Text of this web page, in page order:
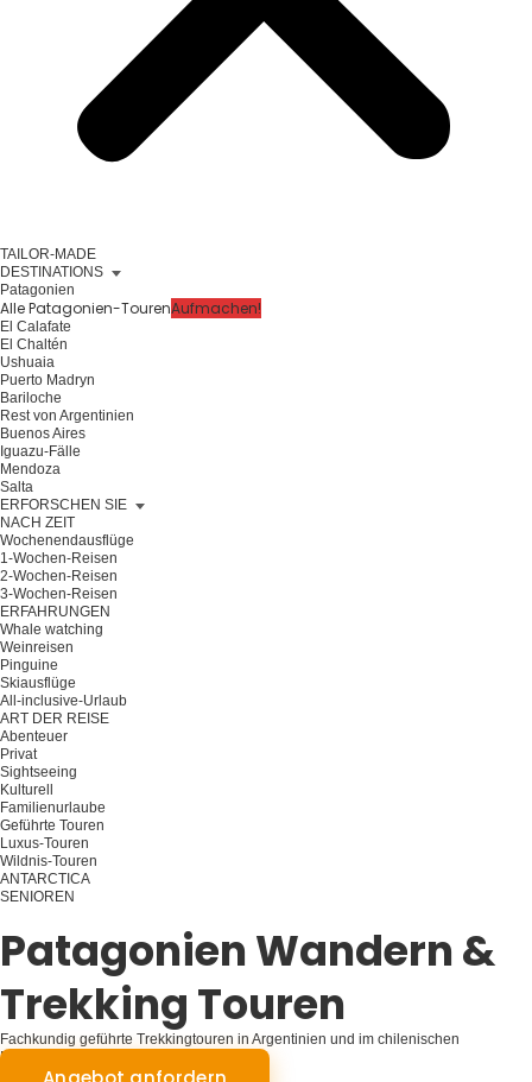
TAILOR-MADE
DESTINATIONS
Patagonien
Alle Patagonien-TourenAufmachen!
El Calafate
El Chaltén
Ushuaia
Puerto Madryn
Bariloche
Rest von Argentinien
Buenos Aires
Iguazu-Fälle
Mendoza
Salta
ERFORSCHEN SIE
NACH ZEIT
Wochenendausflüge
1-Wochen-Reisen
2-Wochen-Reisen
3-Wochen-Reisen
ERFAHRUNGEN
Whale watching
Weinreisen
Pinguine
Skiausflüge
All-inclusive-Urlaub
ART DER REISE
Abenteuer
Privat
Sightseeing
Kulturell
Familienurlaube
Geführte Touren
Luxus-Touren
Wildnis-Touren
ANTARCTICA
SENIOREN
Patagonien Wandern &
Trekking Touren
Fachkundig geführte Trekkingtouren in Argentinien und im chilenischen
Patagonien